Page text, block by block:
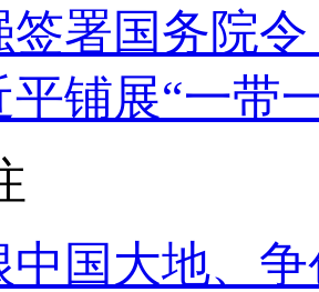
签署国务院
平铺展“一带
中国大地、